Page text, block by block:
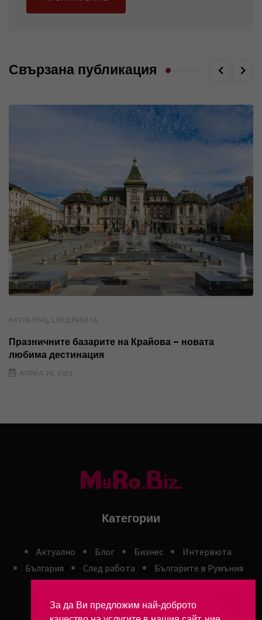
Свързана публикация
AКТУАЛНО, СЛЕД РАБОТА
Празничните базарите на Крайова – новата
любима дестинация
АПРИЛ 24, 2025
Категории
Aктуално Блог Бизнес
Интервюта
България
След работа Българите в Румъния
ОБЩИ УСЛОВИЯ
За да Ви предложим най-доброто